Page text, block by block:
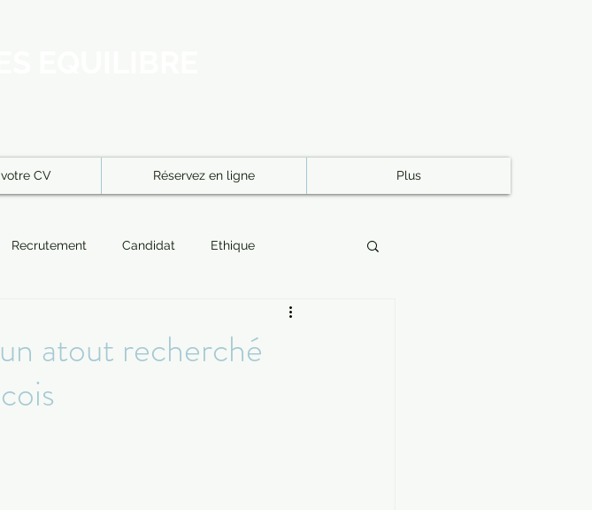
CV Réservez en ligne Plus
Recrutement Candidat Ethique
résidence permanente québec
atout recherché